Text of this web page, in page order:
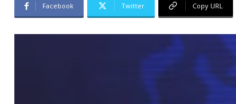
Facebook Twitter Copy URL